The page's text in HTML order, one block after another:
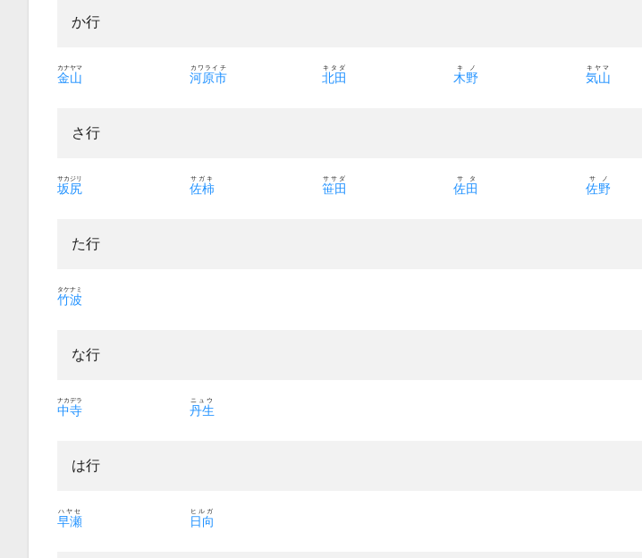
か行
金山
カナヤマ
河原市
カワライチ
北田
キタダ
木野
キノ
気山
キヤマ
さ行
坂尻
サカジリ
佐柿
サガキ
笹田
ササダ
佐田
サタ
佐野
サノ
た行
竹波
タケナミ
な行
中寺
ナカデラ
丹生
ニュウ
は行
早瀬
ハヤセ
日向
ヒルガ